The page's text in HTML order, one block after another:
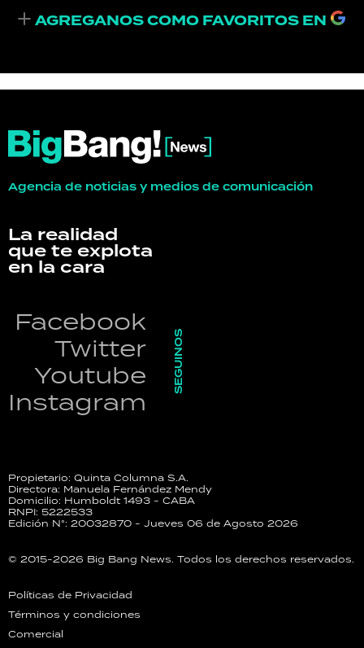
AGREGANOS COMO FAVORITOS EN
Agencia de noticias y medios de comunicación
La realidad
que te explota
en la cara
Facebook
Twitter
Youtube
Instagram
SEGUINOS
Propietario: Quinta Columna S.A.
Directora: Manuela Fernández Mendy
Domicilio: Humboldt 1493 - CABA
RNPI: 5222533
Edición N°: 20032870 - Jueves 06 de Agosto 2026
© 2015-2026 Big Bang News. Todos los derechos reservados.
Políticas de Privacidad
Términos y condiciones
Comercial
RECETAS
HORÓSCOPO
Seguinos